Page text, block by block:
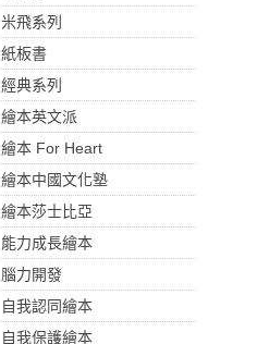
米飛系列
紙板書
經典系列
繪本英文派
繪本 For Heart
繪本中國文化塾
繪本莎士比亞
能力成長繪本
腦力開發
自我認同繪本
自我保護繪本